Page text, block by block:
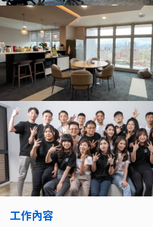
工作內容